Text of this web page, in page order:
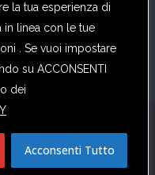
la tua esperienza di
in linea con le tue
. Se vuoi impostare
su ACCONSENTI
dei
Acconsenti Tutto
Tutti i diritti sono
CREARTLAB.IT